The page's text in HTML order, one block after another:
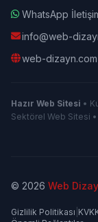
WhatsApp
info@web-
web-dizayn.com
Hazır Web Sitesi •
Sektörel Web Sitesi •
© 2026 Web
Gizlilik Politikası